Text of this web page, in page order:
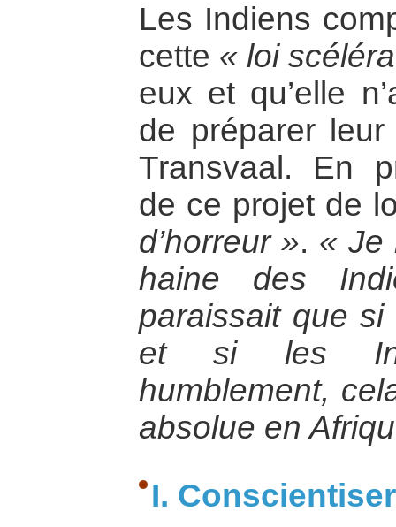
Les Indiens
cette « loi
eux et qu’elle
de préparer
Transvaal. En
de ce projet de
d’horreur ». « Je
haine des
paraissait que si
et si les
humblement,
absolue en
I.